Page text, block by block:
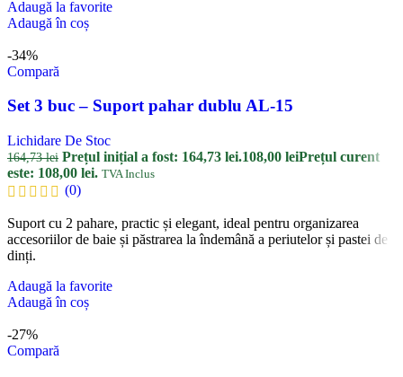
Adaugă la favorite
Adaugă în coș
-34%
Compară
Set 3 buc – Suport pahar dublu AL-15
Lichidare De Stoc
164,73lei Prețul inițial a fost: 164,73 lei.108,00 leiPrețul curent
este: 108,00 lei. TVA Inclus
(0)
Suport cu 2 pahare, practic și elegant, ideal pentru organizarea
accesoriilor de baie și păstrarea la îndemână a periutelor și pastei de
dinți.
Adaugă la favorite
Adaugă în coș
-27%
Compară